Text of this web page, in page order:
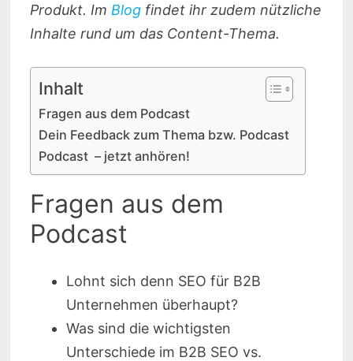
Produkt. Im Blogfindet ihr zudem nützliche
Inhalte rund um das Content-Thema.
Inhalt
Fragen aus dem Podcast
Dein Feedback zum Thema bzw. Podcast
Podcast – jetzt anhören!
Fragen aus dem
Podcast
Lohnt sich denn SEO für B2B
Unternehmen überhaupt?
Was sind die wichtigsten
Unterschiede im B2B SEO vs.